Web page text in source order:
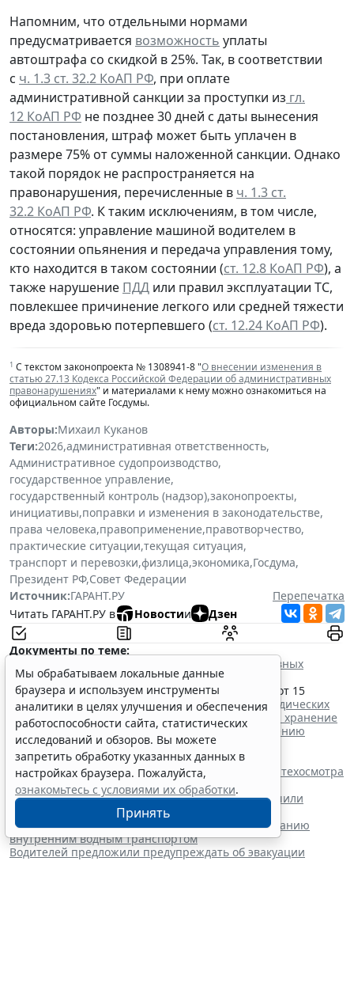
Напомним, что отдельными нормами
предусматривается возможность уплаты
автоштрафа со скидкой в 25%. Так, в соответствии
с ч. 1.3 ст. 32.2 КоАП РФ, при оплате
административной санкции за проступки из гл.
12 КоАП РФ не позднее 30 дней с даты вынесения
постановления, штраф может быть уплачен в
размере 75% от суммы наложенной санкции. Однако
такой порядок не распространяется на
правонарушения, перечисленные в ч. 1.3 ст.
32.2 КоАП РФ. К таким исключениям, в том числе,
относятся: управление машиной водителем в
состоянии опьянения и передача управления тому,
кто находится в таком состоянии (ст. 12.8 КоАП РФ), а
также нарушение ПДД или правил эксплуатации ТС,
повлекшее причинение легкого или средней тяжести
вреда здоровью потерпевшего (ст. 12.24 КоАП РФ).
1 С текстом законопроекта № 1308941-8 "О внесении изменения в
статью 27.13 Кодекса Российской Федерации об административных
правонарушениях" и материалами к нему можно ознакомиться на
официальном сайте Госдумы.
Авторы:Михаил Куканов
Теги:2026,административная ответственность,
Административное судопроизводство,
государственное управление,
государственный контроль (надзор),законопроекты,
инициативы,поправки и изменения в законодательстве,
права человека,правоприменение,правотворчество,
практические ситуации,текущая ситуация,
транспорт и перевозки,физлица,экономика,Госдума,
Президент РФ,Совет Федерации
Источник:ГАРАНТ.РУ
Перепечатка
Читать ГАРАНТ.РУ в
Новостии Дзен
Документы по теме:
Кодекс Российской Федерации об административных
правонарушениях
Приказ Федеральной антимонопольной службы от 15
августа 2016 г. № 1145/16 "Об утверждении Методических
указаний по расчету тарифов на перемещение и хранение
задержанных транспортных средств и установлению
сроков оплаты"
Читайте также:
Правительство РФ обновит правила проведения техосмотра
с 1 марта 2027 года
Бензин экологических классов Евро-2/3/4 разрешили
продавать до 1 июля 2027 года
Установлены полномочия регионов по обслуживанию
внутренним водным транспортом
Водителей предложили предупреждать об эвакуации
Мы обрабатываем локальные данные
браузера и используем инструменты
аналитики в целях улучшения и обеспечения
работоспособности сайта, статистических
исследований и обзоров. Вы можете
запретить обработку указанных данных в
настройках браузера. Пожалуйста,
ознакомьтесь с условиями их обработки.
Принять